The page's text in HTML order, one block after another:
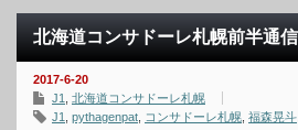
北海道コンサドーレ札幌前半通信
2017-6-20
J1
北海道コンサドーレ札幌
J1
pythagenpat コンサドーレ札幌 福森晃斗